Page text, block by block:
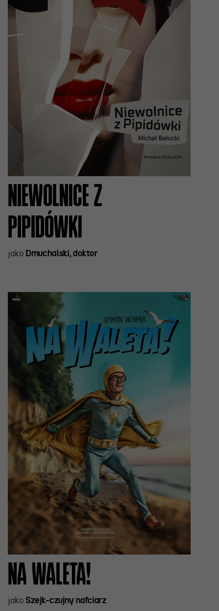
NIEWOLNICE Z
PIPIDÓWKI
jako Dmuchalski, doktor
NA WALETA!
jakoSzejk-czujny nafciarz